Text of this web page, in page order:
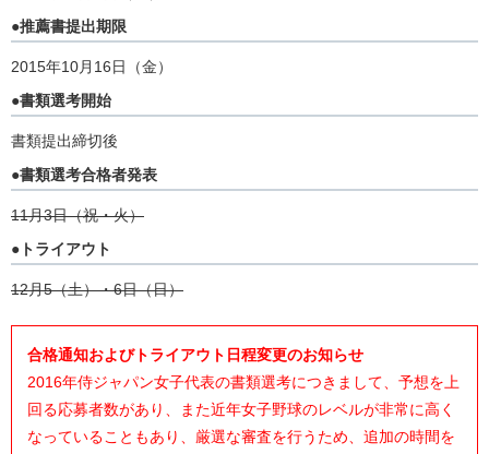
●推薦書提出期限
2015年10月16日（金）
●書類選考開始
書類提出締切後
●書類選考合格者発表
11月3日（祝・火）
●トライアウト
12月5（土）・6日（日）
合格通知およびトライアウト日程変更のお知らせ
2016年侍ジャパン女子代表の書類選考につきまして、予想を上
回る応募者数があり、また近年女子野球のレベルが非常に高く
なっていることもあり、厳選な審査を行うため、追加の時間を